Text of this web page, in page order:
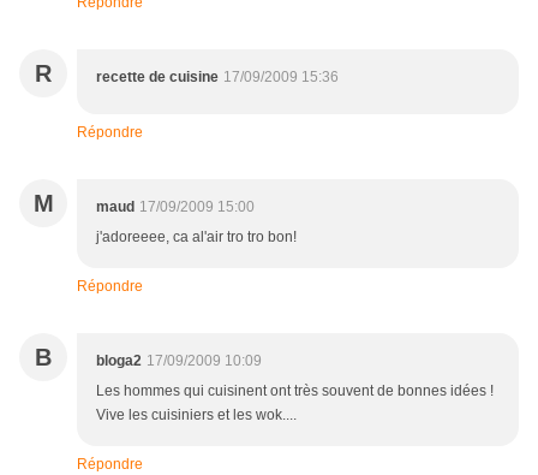
R recette de cuisine 17/09/2009 15:36
Répondre
M maud 17/09/2009 15:00
j'adoreeee, ca al'air tro tro bon!
Répondre
B bloga2 17/09/2009 10:09
Les hommes qui cuisinent ont très souvent de bonnes idées !
Vive les cuisiniers et les wok....
Répondre